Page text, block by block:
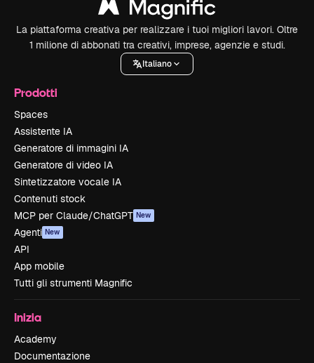
La piattaforma creativa per realizzare i tuoi migliori lavori. Oltre
1 milione di abbonati tra creativi, imprese, agenzie e studi.
Italiano
Prodotti
Spaces
Assistente IA
Generatore di immagini IA
Generatore di video IA
Sintetizzatore vocale IA
Contenuti stock
MCP per Claude/ChatGPT New
Agenti New
API
App mobile
Tutti gli strumenti Magnific
Inizia
Academy
Documentazione